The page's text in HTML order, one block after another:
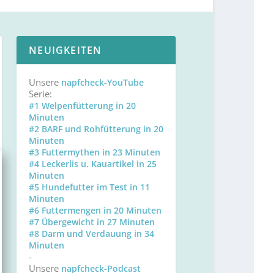
NEUIGKEITEN
Unsere napfcheck-YouTube
Serie:
#1 Welpenfütterung in 20
Minuten
#2 BARF und Rohfütterung in 20
Minuten
#3 Futtermythen in 23 Minuten
#4 Leckerlis u. Kauartikel in 25
Minuten
#5 Hundefutter im Test in 11
Minuten
#6 Futtermengen in 20 Minuten
#7 Übergewicht in 27 Minuten
#8 Darm und Verdauung in 34
Minuten
-
Unsere napfcheck-Podcast